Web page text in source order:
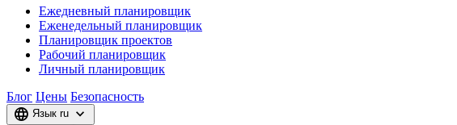
Ежедневный планировщик
Еженедельный планировщик
Планировщик проектов
Рабочий планировщик
Личный планировщик
Блог Цены Безопасность
language Язык ru expand_more